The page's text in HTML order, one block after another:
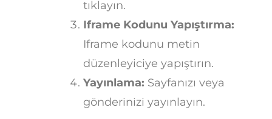
tıklayın.
Iframe Kodunu Yapıştırma:
Iframe kodunu metin
düzenleyiciye yapıştırın.
Yayınlama: Sayfanızı veya
gönderinizi yayınlayın.